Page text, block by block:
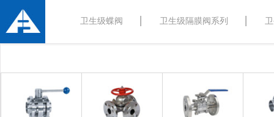
卫生级蝶阀 卫生级隔膜阀系列